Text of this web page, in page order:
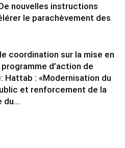
nouvelles instructions
le parachèvement des
coordination sur la mise en
d’action de
Hattab : «Modernisation du
et renforcement de la
du...